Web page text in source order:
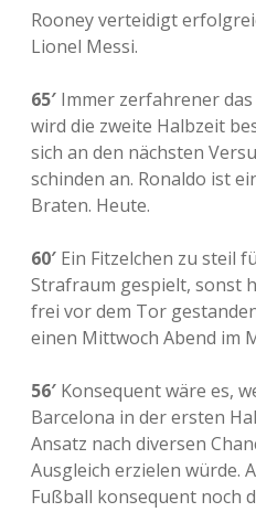
Rooney verteidigt
Lionel Messi.
65′ Immer zerfahrener
wird die zweite Halbzeit
sich an den nächsten
schinden an. Ronaldo ist
Braten. Heute.
60′ Ein Fitzelchen zu steil
Strafraum gespielt, sonst
frei vor dem Tor
einen Mittwoch Abend im
56′ Konsequent wäre es,
Barcelona in der ersten
Ansatz nach diversen
Ausgleich erzielen würde.
Fußball konsequent noch